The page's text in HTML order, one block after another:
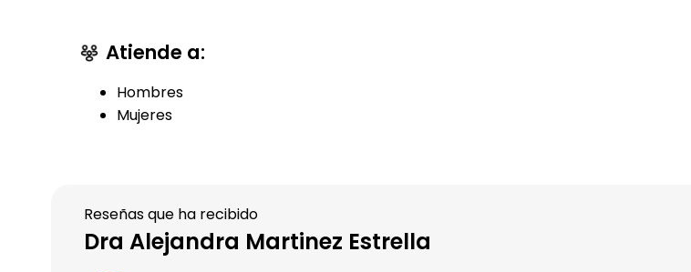
Atiende a:
Hombres
Mujeres
Reseñas que ha recibido
Dra Alejandra Martinez Estrella